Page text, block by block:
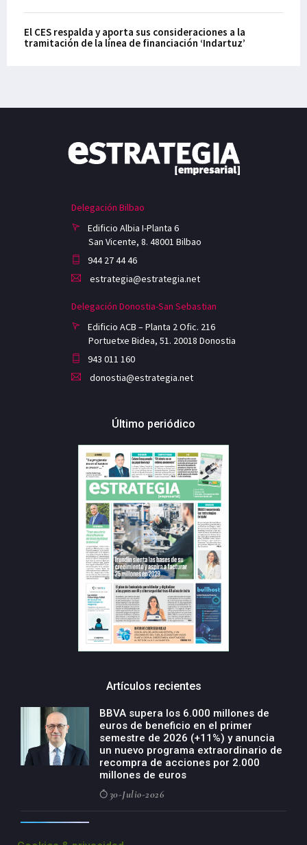
El CES respalda y aporta sus consideraciones a la
tramitación de la línea de financiación ‘Indartuz’
Delegación Bilbao
Edificio Albia I-Planta 6
San Vicente, 8. 48001 Bilbao
944 27 44 46
estrategia@estrategia.net
Delegación Donostia-San Sebastian
Edificio ACB – Planta 2 Ofic. 216
Portuetxe Bidea, 51. 20018 Donostia
943 011 160
donostia@estrategia.net
Último periódico
Artículos recientes
BBVA supera los 6.000 millones de
euros de beneficio en el primer
semestre de 2026 (+11%) y anuncia
un nuevo programa extraordinario de
recompra de acciones por 2.000
millones de euros
30-Julio-2026
negocio agro con un modelo global